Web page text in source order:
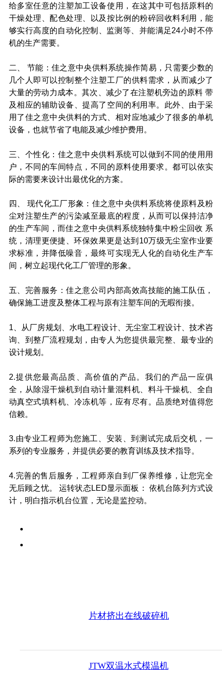
给多室任意的注塑加工设备使用，在这其中可包括原料的
干燥处理、配色处理、以及按比例的粉碎回收料利用，能
够实行高度的自动化控制、监测等、并能满足24小时不停
机的生产需要。
二、 节能：佳之意中央供料系统操作简易，只需要少数的
几个人即可以控制整个注塑工厂的供料需求，从而减少了
大量的劳动力成本。其次、减少了在注塑机旁边的原料 带
及相应的辅助设备、提高了空间的利用率。此外、由于采
用了佳之意中央供料的方式、相对应地减少了很多的单机
设备，也就节省了电能及减少维护费用。
三、个性化：佳之意中央供料系统可以做到不同的使用用
户，不同的车间特点，不同的原料使用要求。都可以依实
际的需要来设计出最优化的方案。
四、 现代化工厂形象：佳之意中央供料系统将使原料及粉
尘对注塑生产的污染减至最底的程度，从而可以保持洁净
的生产车间，而佳之意中央供料系统独特集中粉尘回收 系
统，清理更便捷、环保效果更是达到10万级无尘室作业要
求标准，并降低噪音，最终可实现无人化的自动化生产车
间，树立起现代化工厂管理的形象。
五、完善服务：佳之意公司内部高效高技能的施工队伍，
确保施工进度及整体工程与原有注塑车间的无暇衔接。
1、从厂房规划、水电工程设计、无尘室工程设计、技术咨
询、到整厂流程规划，由专人为您提供最完整、最专业的
设计规划。
2.提供您最高品质、高价值的产品。我们的产品一应俱
全，从除湿干燥机到自动计量混料机、料斗干燥机、全自
动真空式填料机、冷冻机等，应有尽有。品质绝对值得您
信赖。
3.由专业工程师为您施工、安装、到测试完成后交机，一
系列的专业服务，并提供必要的教育训练及技术指导。
4.完善的售后服务，工程师亲自到厂保养维修，让您完全
无后顾之忧。 运转状态LED显示面板： 依机台陈列方式设
计，明白指示机台位置，无论是监控动。
片材挤出在线破碎机
JTW双温水式模温机